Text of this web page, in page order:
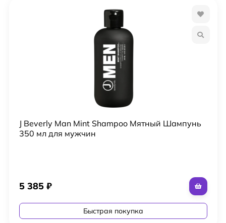
J Beverly Man Mint Shampoo Мятный Шампунь
350 мл для мужчин
5 385 ₽
Быстрая покупка